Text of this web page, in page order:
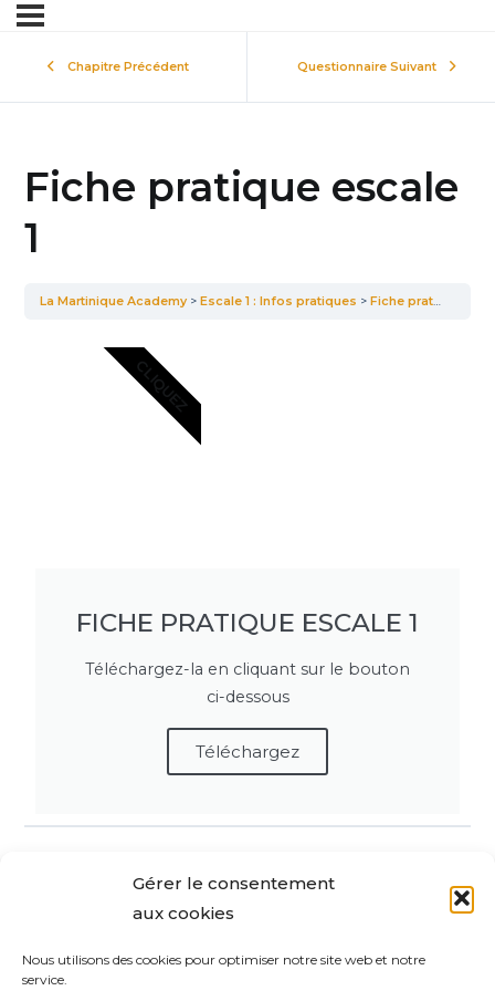
Gérer le consentement
aux cookies
Nous utilisons des cookies pour optimiser notre site web et notre
service.
Chapitre Précédent Questionnaire Suivant
Fiche pratique escale
1
La Martinique Academy Escale 1 : Infos pratiques Fiche pratique escale 1
FICHE PRATIQUE ESCALE 1
Téléchargez-la en cliquant sur le bouton
ci-dessous
Téléchargez
CLIQUEZ
Retour à la Escale